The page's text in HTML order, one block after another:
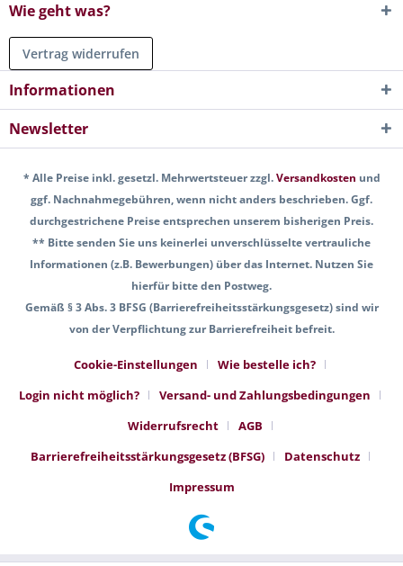
Wie geht was?
Vertrag widerrufen
Informationen
Newsletter
* Alle Preise inkl. gesetzl. Mehrwertsteuer zzgl.Versandkosten und
ggf. Nachnahmegebühren, wenn nicht anders beschrieben. Ggf.
durchgestrichene Preise entsprechen unserem bisherigen Preis.
** Bitte senden Sie uns keinerlei unverschlüsselte vertrauliche
Informationen (z.B. Bewerbungen) über das Internet. Nutzen Sie
hierfür bitte den Postweg.
Gemäß § 3 Abs. 3 BFSG (Barrierefreiheitsstärkungsgesetz) sind wir
von der Verpflichtung zur Barrierefreiheit befreit.
Cookie-Einstellungen
Wie bestelle ich?
Login nicht möglich?
Versand- und Zahlungsbedingungen
Widerrufsrecht
AGB
Barrierefreiheitsstärkungsgesetz (BFSG)
Datenschutz
Impressum